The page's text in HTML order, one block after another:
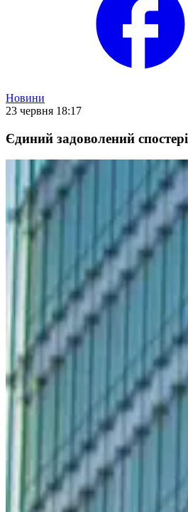
Новини
23 червня 18:17
Єдиний задоволений